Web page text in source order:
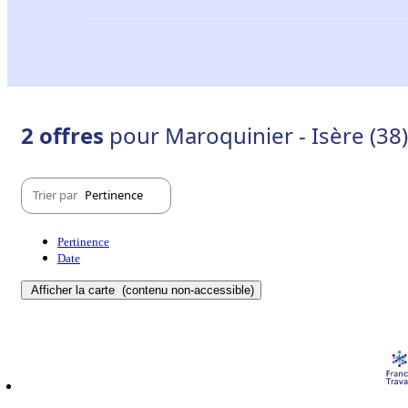
2 offres pour Maroquinier - Isère (38)
Trier par Pertinence
Pertinence
Date
Afficher la carte (contenu non-accessible)